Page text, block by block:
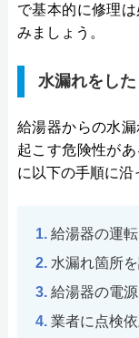
で基本的に修理
みましょう。
水漏れをし
給湯器からの水
起こす危険性が
に以下の手順に沿
給湯器の運
水漏れ箇所
給湯器の電
業者に点検